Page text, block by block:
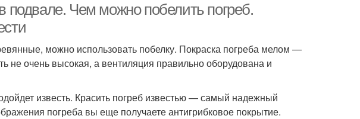
подвале. Чем можно побелить погреб.
можно использовать побелку. Покраска погреба мелом —
не очень высокая, а вентиляция правильно оборудована и
известь. Красить погреб известью — самый надежный
погреба вы еще получаете антигрибковое покрытие.